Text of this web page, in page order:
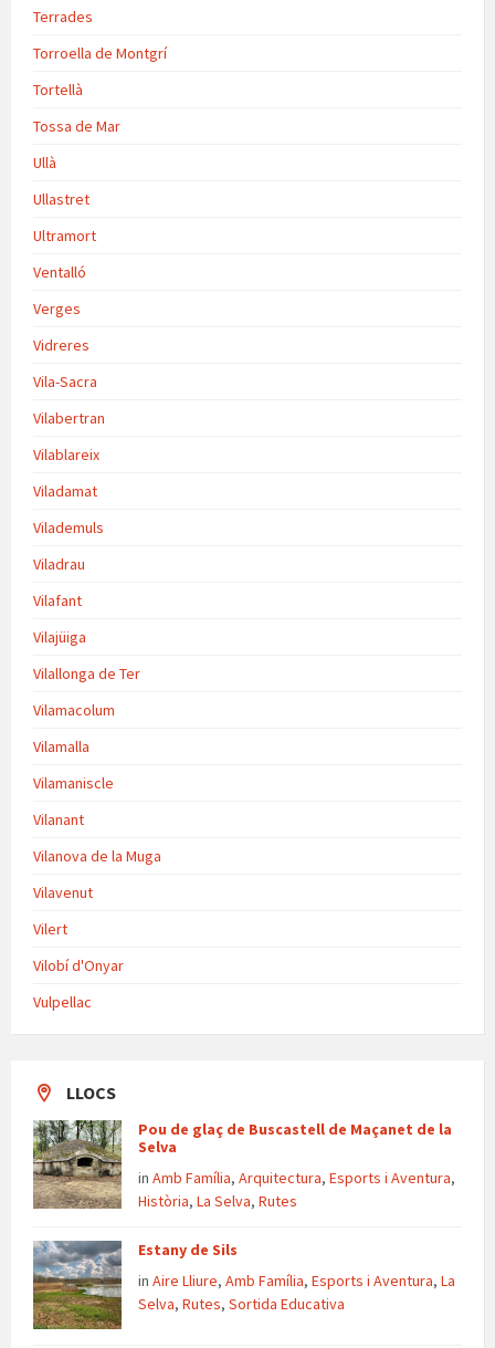
Terrades
Torroella de Montgrí
Tortellà
Tossa de Mar
Ullà
Ullastret
Ultramort
Ventalló
Verges
Vidreres
Vila-Sacra
Vilabertran
Vilablareix
Viladamat
Vilademuls
Viladrau
Vilafant
Vilajüiga
Vilallonga de Ter
Vilamacolum
Vilamalla
Vilamaniscle
Vilanant
Vilanova de la Muga
Vilavenut
Vilert
Vilobí d'Onyar
Vulpellac
LLOCS
Pou de glaç de Buscastell de Maçanet de la
Selva
in Amb Família, Arquitectura, Esports i Aventura,
Història, La Selva, Rutes
Estany de Sils
in Aire Lliure, Amb Família, Esports i Aventura, La
Selva, Rutes, Sortida Educativa